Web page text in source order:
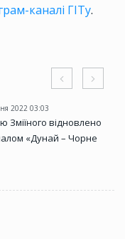
каналі ГІТу.
2022 03:03
Зміїного відновлено
«Дунай – Чорне